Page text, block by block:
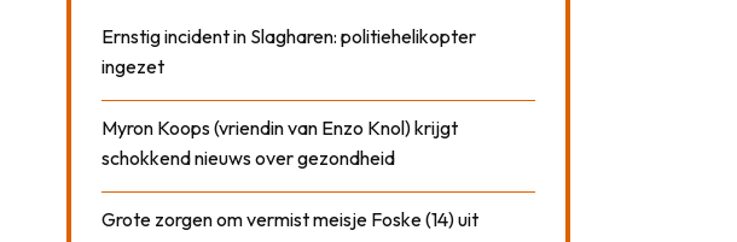
Ernstig incident in Slagharen: politiehelikopter
ingezet
Myron Koops (vriendin van Enzo Knol) krijgt
schokkend nieuws over gezondheid
Grote zorgen om vermist meisje Foske (14) uit